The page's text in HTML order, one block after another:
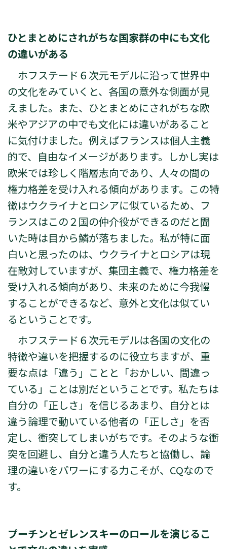
ひとまとめにされがちな国家群の中にも文化
の違いがある
ホフステード６次元モデルに沿って世界中
の文化をみていくと、各国の意外な側面が見
えました。また、ひとまとめにされがちな欧
米やアジアの中でも文化には違いがあること
に気付けました。例えばフランスは個人主義
的で、自由なイメージがあります。しかし実は
欧米では珍しく階層志向であり、人々の間の
権力格差を受け入れる傾向があります。この特
徴はウクライナとロシアに似ているため、フ
ランスはこの２国の仲介役ができるのだと聞
いた時は目から鱗が落ちました。私が特に面
白いと思ったのは、ウクライナとロシアは現
在敵対していますが、集団主義で、権力格差を
受け入れる傾向があり、未来のために今我慢
することができるなど、意外と文化は似てい
るということです。
ホフステード６次元モデルは各国の文化の
特徴や違いを把握するのに役立ちますが、重
要な点は「違う」ことと「おかしい、間違っ
ている」ことは別だということです。私たちは
自分の「正しさ」を信じるあまり、自分とは
違う論理で動いている他者の「正しさ」を否
定し、衝突してしまいがちです。そのような衝
突を回避し、自分と違う人たちと協働し、論
理の違いをパワーにする力こそが、CQなので
す。
プーチンとゼレンスキーのロールを演じるこ